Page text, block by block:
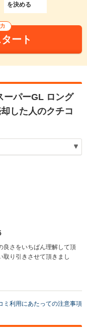
を決める
ート
ーパーGL ロング
した人のクチコ
良さをいちばん理解して頂
取り引きさせて頂きまし
！ 是非次も高価買取さ
ミ利用にあたっての注意事項